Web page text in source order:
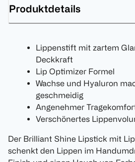
Produktdetails
Lippenstift mit zartem
Deckkraft
Lip Optimizer Formel
Wachse und Hyaluron
geschmeidig
Angenehmer
Verschönertes
Der Brilliant Shine Lipstick mit
schenkt den Lippen im